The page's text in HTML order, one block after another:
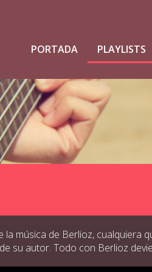
PORTADA PLAYLISTS
música de Berlioz, cualquiera
su autor. Todo con Berlioz